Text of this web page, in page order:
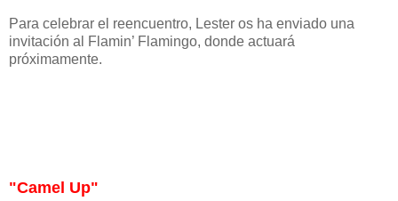
Para celebrar el reencuentro, Lester os ha enviado una
invitación al Flamin’ Flamingo, donde actuará
próximamente.
"Camel Up"